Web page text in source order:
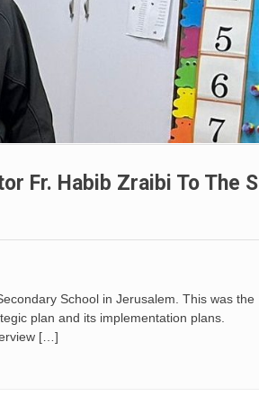
Fr. Habib Zraibi To The S
School in Jerusalem. This was the
plan and its implementation plans.
[…]